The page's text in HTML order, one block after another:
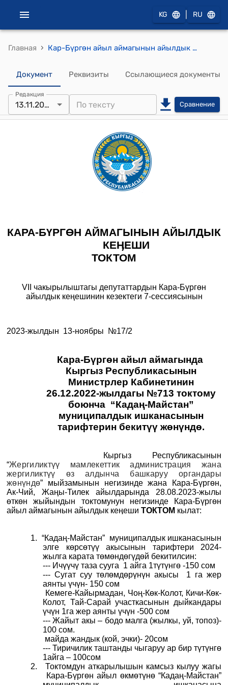
KG RU
Главная › Кар-Бүргөн айыл аймагынын айылдык кеңешинин 2023-жылдын 13-ноябрындагы №17/2 "Кара-Бүргөн айыл аймагында Кыргыз Республикасынын Министрлер Кабинетинин 26.12.2022-жылдагы №713 токтому боюнча “Кадаң-Майстан” муниципалдык ишканасынын тарифтерин бекитүү жөнүндө" токтому
Документ Реквизиты Ссылающиеся документы
Редакция
13.11.2023 Сравнение